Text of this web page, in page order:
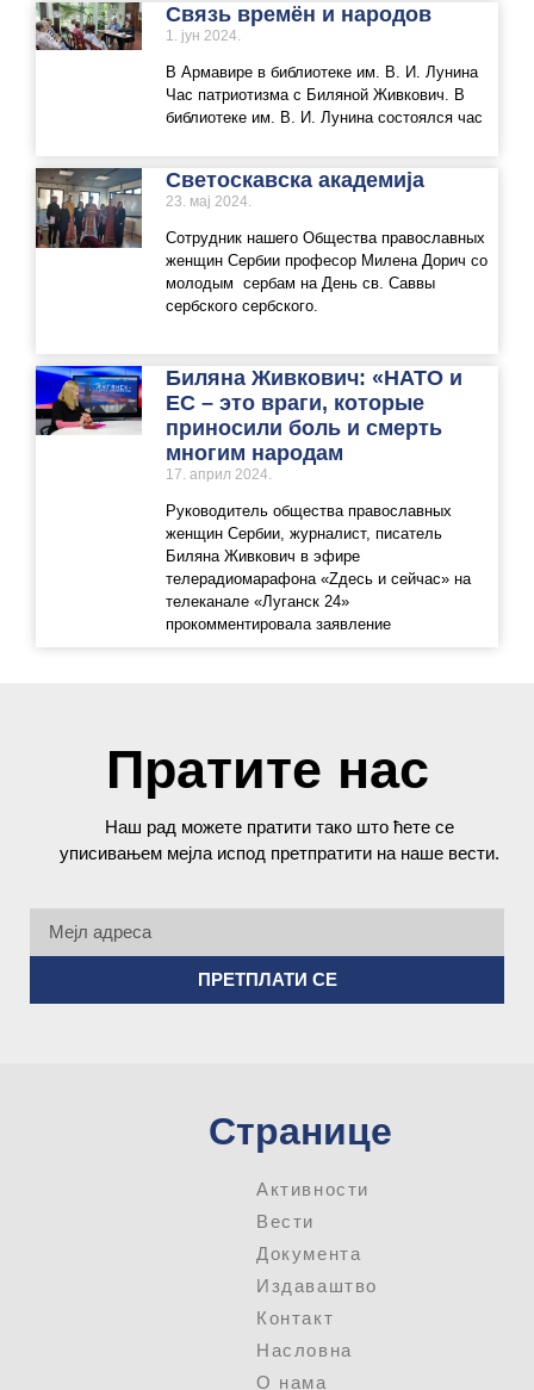
Связь времён и народов
1. јун 2024.
В Армавире в библиотеке им. В. И. Лунина
Час патриотизма с Биляной Живкович. В
библиотеке им. В. И. Лунина состоялся час
Светоскавска академија
23. мај 2024.
Сотрудник нашего Общества православных
женщин Сербии професор Милена Дорич со
молодым сербам на День св. Саввы
сербского сербского.
Биляна Живкович: «НАТО и
ЕС – это враги, которые
приносили боль и смерть
многим народам
17. април 2024.
Руководитель общества православных
женщин Сербии, журналист, писатель
Биляна Живкович в эфире
телерадиомарафона «Zдесь и сейчас» на
телеканале «Луганск 24»
прокомментировала заявление
Пратите нас
Наш рад можете пратити тако што ћете се
уписивањем мејла испод претпратити на наше вести.
ПРЕТПЛАТИ СЕ
Странице
Активности
Вести
Документа
Издаваштво
Контакт
Насловна
О нама